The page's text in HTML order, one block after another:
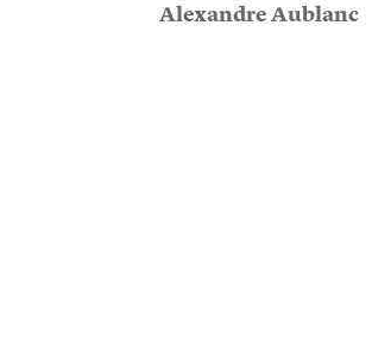
Alexandre Aublanc